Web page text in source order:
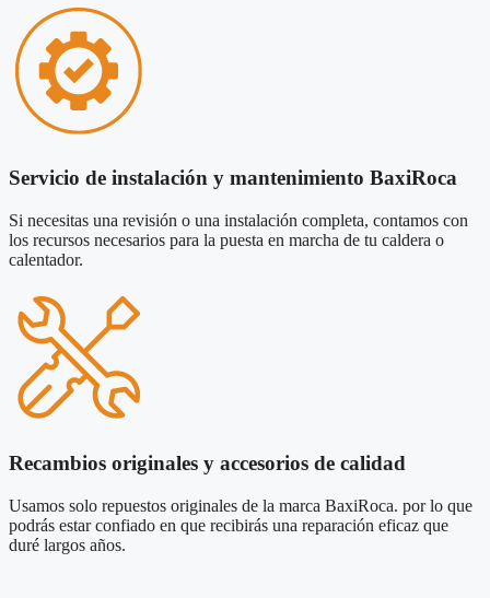
Servicio de instalación y mantenimiento BaxiRoca
Si necesitas una revisión o una instalación completa, contamos con
los recursos necesarios para la puesta en marcha de tu caldera o
calentador.
Recambios originales y accesorios de calidad
Usamos solo repuestos originales de la marca BaxiRoca. por lo que
podrás estar confiado en que recibirás una reparación eficaz que
duré largos años.